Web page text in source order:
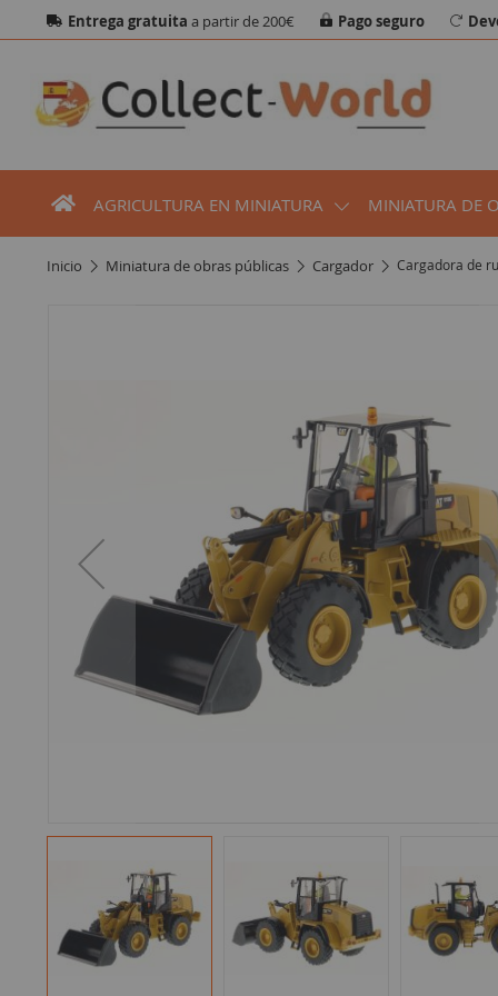
Entrega gratuita a partir de 200€ Pago seguro
AGRICULTURA EN MINIATURA MINIATURA DE
inicio miniatura de obras públicas cargador Cargadora de